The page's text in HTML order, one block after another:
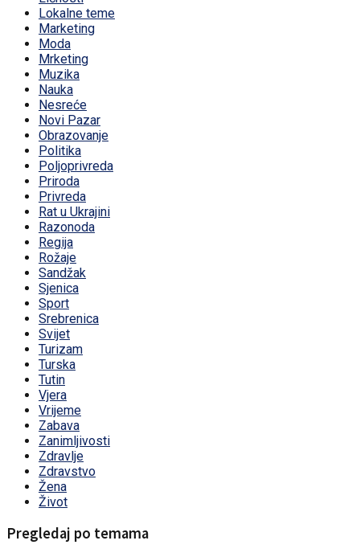
Lokalne teme
Marketing
Moda
Mrketing
Muzika
Nauka
Nesreće
Novi Pazar
Obrazovanje
Politika
Poljoprivreda
Priroda
Privreda
Rat u Ukrajini
Razonoda
Regija
Rožaje
Sandžak
Sjenica
Sport
Srebrenica
Svijet
Turizam
Turska
Tutin
Vjera
Vrijeme
Zabava
Zanimljivosti
Zdravlje
Zdravstvo
Žena
Život
Pregledaj po temama